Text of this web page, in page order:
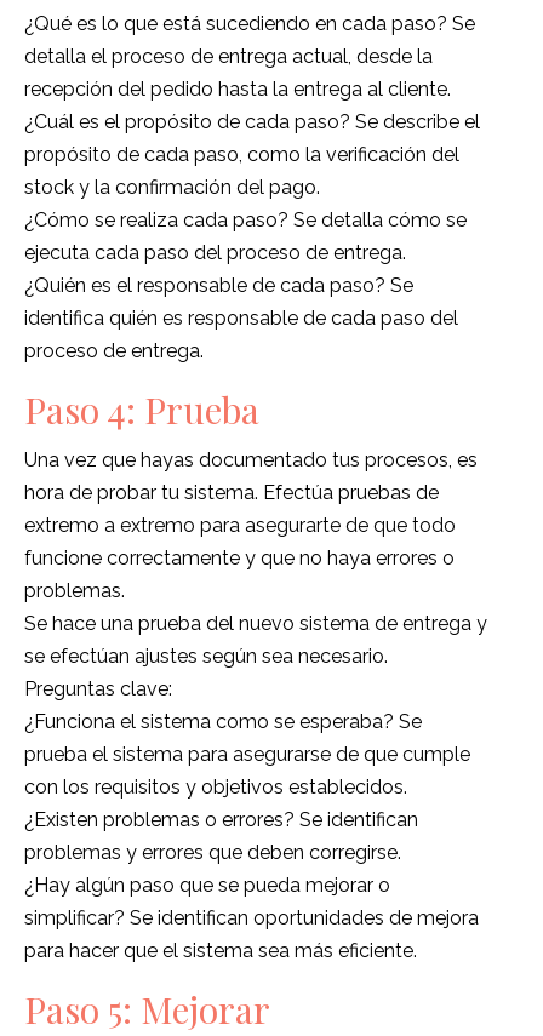
¿Qué es lo que está sucediendo en cada paso? Se
detalla el proceso de entrega actual, desde la
recepción del pedido hasta la entrega al cliente.
¿Cuál es el propósito de cada paso? Se describe el
propósito de cada paso, como la verificación del
stock y la confirmación del pago.
¿Cómo se realiza cada paso? Se detalla cómo se
ejecuta cada paso del proceso de entrega.
¿Quién es el responsable de cada paso? Se
identifica quién es responsable de cada paso del
proceso de entrega.
Paso 4: Prueba
Una vez que hayas documentado tus procesos, es
hora de probar tu sistema. Efectúa pruebas de
extremo a extremo para asegurarte de que todo
funcione correctamente y que no haya errores o
problemas.
Se hace una prueba del nuevo sistema de entrega y
se efectúan ajustes según sea necesario.
Preguntas clave:
¿Funciona el sistema como se esperaba? Se
prueba el sistema para asegurarse de que cumple
con los requisitos y objetivos establecidos.
¿Existen problemas o errores? Se identifican
problemas y errores que deben corregirse.
¿Hay algún paso que se pueda mejorar o
simplificar? Se identifican oportunidades de mejora
para hacer que el sistema sea más eficiente.
Paso 5: Mejorar